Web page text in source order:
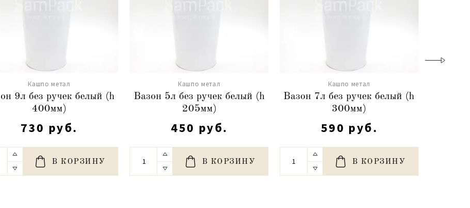
Кашпо метал
9л без ручек белый (h
400мм)
730 руб.
В КОРЗИНУ
Кашпо метал
Вазон 5л без ручек белый (h
205мм)
450 руб.
В КОРЗИНУ
Кашпо метал
Вазон 7л без ручек белый (h
300мм)
590 руб.
В КОРЗИНУ